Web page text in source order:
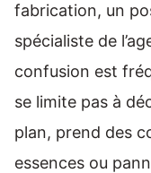
fabrication, un
spécialiste de
confusion est
se limite pas à
plan, prend des
essences ou